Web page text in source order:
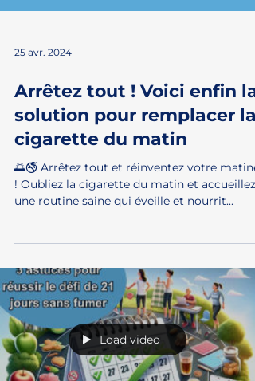
25 avr. 2024
Arrêtez tout ! Voici enfin la
solution pour remplacer la
cigarette du matin
🌅🚭 Arrêtez tout et réinventez votre
! Oubliez la cigarette du matin et accueillez
une routine saine qui éveille et nourrit...